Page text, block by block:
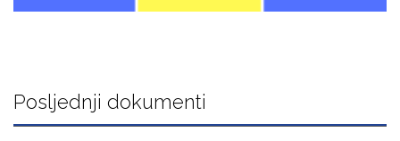
Posljednji dokumenti